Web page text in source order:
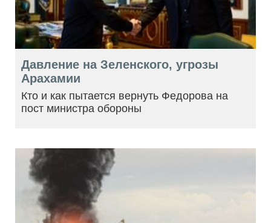
Давление на Зеленского, угрозы
Арахамии
Кто и как пытается вернуть Федорова на
пост министра обороны